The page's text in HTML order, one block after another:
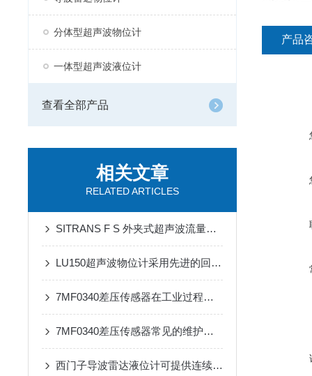
分体型超声波物位计
一体型超声波液位计
查看全部产品
相关文章
RELATED ARTICLES
SITRANS F S 外夹式超声波流量计应用案例
LU150超声波物位计采用先进的回波捕捉算法和自适应阈值技术
7MF0340差压传感器在工业过程控制中的作用
7MF0340差压传感器常见的维护与调试方法
西门子导波雷达液位计可提供连续液位测量和界面测量
产品